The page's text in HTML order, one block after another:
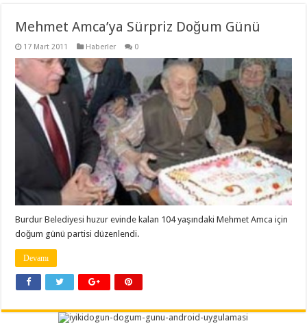
Mehmet Amca’ya Sürpriz Doğum Günü
17 Mart 2011 Haberler 0
Burdur Belediyesi huzur evinde kalan 104 yaşındaki Mehmet Amca için
doğum günü partisi düzenlendi.
Devamı